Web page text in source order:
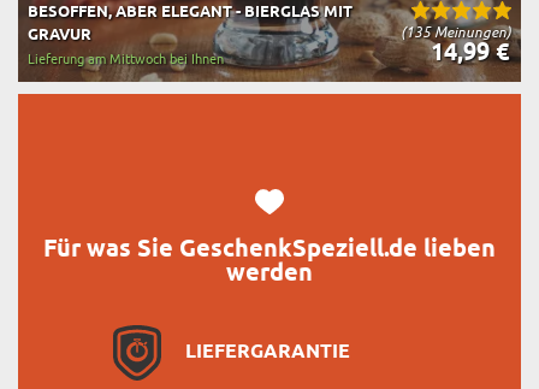
(135 Meinungen)
BESOFFEN, ABER ELEGANT - BIERGLAS MIT
GRAVUR
14,99 €
Lieferung am Mittwoch bei Ihnen
Für was Sie GeschenkSpeziell.de lieben
werden
LIEFERGARANTIE